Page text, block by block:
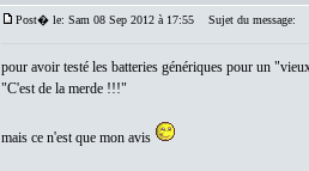
Post� le: Sam 08 Sep 2012 à 17:55 Sujet du message:
pour avoir testé les batteries génériques pour un
"C'est de la merde !!!"
mais ce n'est que mon avis